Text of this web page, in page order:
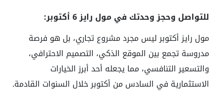
للتواصل وحجز وحدتك في مول رايز 6 أكتوبر:
مول رايز أكتوبر ليس مجرد مشروع تجاري، بل هو فرصة
مدروسة تجمع بين الموقع الذكي، التصميم الاحترافي،
والتسعير التنافسي، مما يجعله أحد أبرز الخيارات
الاستثمارية في السادس من أكتوبر خلال السنوات القادمة.